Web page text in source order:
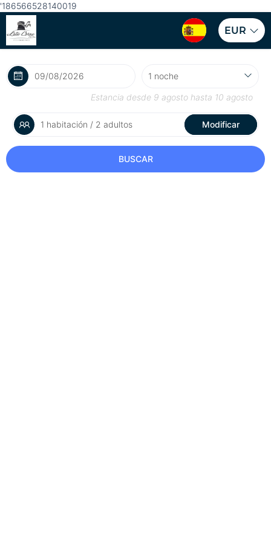
'186566528140019
EUR
Estancia desde 9 agosto hasta 10 agosto
1 habitación / 2 adultos Modificar